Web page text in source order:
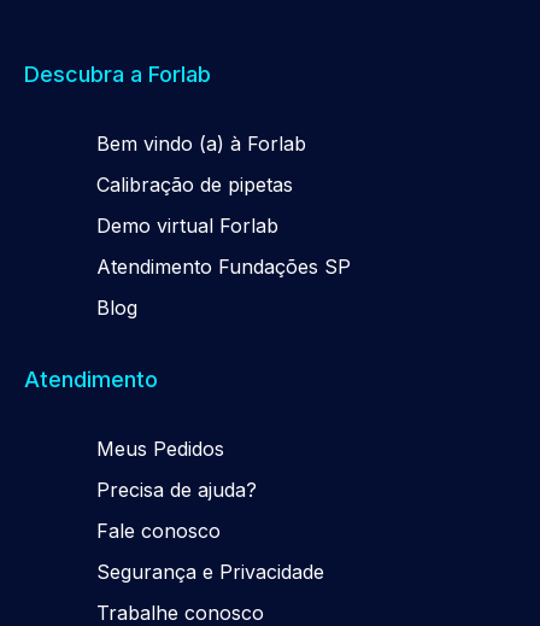
Descubra a Forlab
Bem vindo (a) à Forlab
Calibração de pipetas
Demo virtual Forlab
Atendimento Fundações SP
Blog
Atendimento
Meus Pedidos
Precisa de ajuda?
Fale conosco
Segurança e Privacidade
Trabalhe conosco